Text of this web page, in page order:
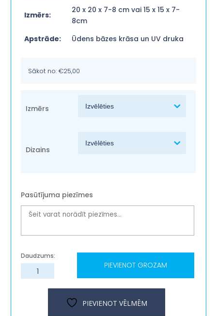
Izmērs:
20 x 20 x 7-8 cm vai 15 x 15 x 7-
8cm
Apstrāde:
Ūdens bāzes krāsa un UV druka
Sākot no:€25,00
Izmērs
Dizains
Pasūtījuma piezīmes
Koka
krājkase
''Vilcieniņš"
PIEVIENOT GROZAM
PIEVIENOT VĒLMĒM